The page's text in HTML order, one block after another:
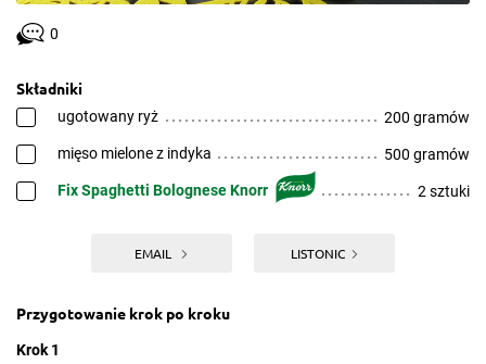
0
Składniki
ugotowany ryż 200 gramów
mięso mielone z indyka 500 gramów
Fix Spaghetti Bolognese Knorr 2 sztuki
EMAIL LISTONIC
Przygotowanie krok po kroku
Krok 1